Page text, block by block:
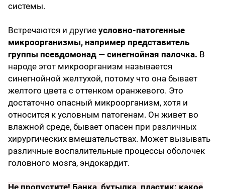
системы.
Встречаются и другие условно-патогенные
микроорганизмы, например представитель
группы псевдомонад — синегнойная палочка. В
народе этот микроорганизм называется
синегнойной желтухой, потому что она бывает
желтого цвета с оттенком оранжевого. Это
достаточно опасный микроорганизм, хотя и
относится к условным патогенам. Он живет во
влажной среде, бывает опасен при различных
хирургических вмешательствах. Может вызывать
различные воспалительные процессы оболочек
головного мозга, эндокардит.